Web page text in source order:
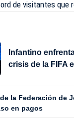
de visitantes que
Infantino
crisis de la FIFA
la Federación de
en pagos